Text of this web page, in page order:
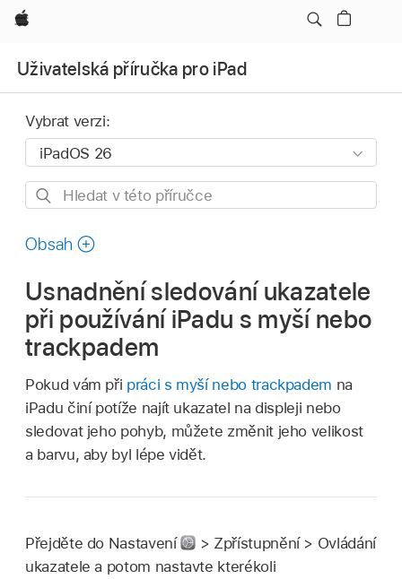
Apple
Uživatelská příručka pro iPad
Vybrat verzi:
Hledat
příručce
Obsah
Usnadnění sledování ukazatele
při používání iPadu s myší nebo
trackpadem
Pokud vám při práci s myší nebo trackpadem na
iPadu činí potíže najít ukazatel na displeji nebo
sledovat jeho pohyb, můžete změnit jeho velikost
a barvu, aby byl lépe vidět.
Přejděte do Nastavení
> Zpřístupnění > Ovládání
ukazatele a potom nastavte kterékoli